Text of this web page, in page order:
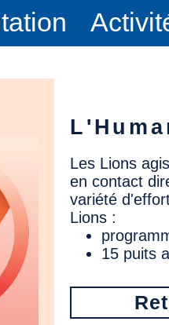
Les Lions
en contact
variété
Lions :
15 puits